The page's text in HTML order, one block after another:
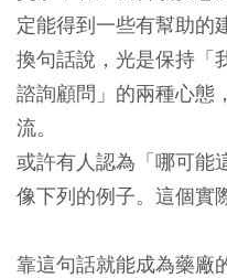
定能得到一些有幫助的
換句話說，光是保持「
諮詢顧問」的兩種心態
流。
或許有人認為「哪可能
像下列的例子。這個實
靠這句話就能成為藥廠